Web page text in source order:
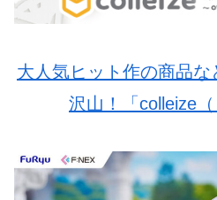
大人気ヒット作の商品な
沢山！「colleize（